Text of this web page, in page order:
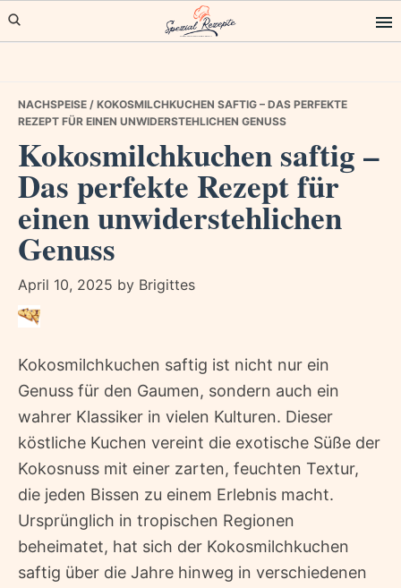
Skip
to
Skip
to
Skip
to
NACHSPEISE / KOKOSMILCHKUCHEN SAFTIG – DAS PERFEKTE
REZEPT FÜR EINEN UNWIDERSTEHLICHEN GENUSS
Kokosmilchkuchen saftig –
Das perfekte Rezept für
einen unwiderstehlichen
Genuss
April 10, 2025 by Brigittes
Kokosmilchkuchen saftig ist nicht nur ein
Genuss für den Gaumen, sondern auch ein
wahrer Klassiker in vielen Kulturen. Dieser
köstliche Kuchen vereint die exotische Süße der
Kokosnuss mit einer zarten, feuchten Textur,
die jeden Bissen zu einem Erlebnis macht.
Ursprünglich in tropischen Regionen
beheimatet, hat sich der Kokosmilchkuchen
saftig über die Jahre hinweg in verschiedenen